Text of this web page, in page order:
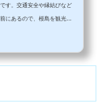
す。交通安全や縁結びなど
にあるので、桜島を観光す
で...